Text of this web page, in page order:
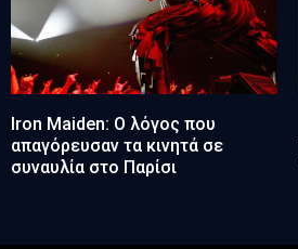
Iron Maiden: Ο λόγος που
απαγόρευσαν τα κινητά σε
συναυλία στο Παρίσι